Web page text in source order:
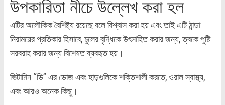
উপকারিতা নীচে উল্লেখ করা হল
এটির অলৌকিক বৈশিষ্ট্য রয়েছে বলে বিশ্বাস করা হয় এবং তাই এটি ঠান্ডা
নিরাময়ের প্রতিকার হিসাবে, চুলের বৃদ্ধিকে উৎসাহিত করার জন্য, ত্বকে পুষ্টি
সরবরাহ করার জন্য বিশেষত ব্যবহৃত হয়।
ভিটামিন “ডি” এর ডোজ এবং হাড়গুলিকে শক্তিশালী করতে, ওরাল স্বাস্থ্য,
এবং আরও অনেক কিছু।